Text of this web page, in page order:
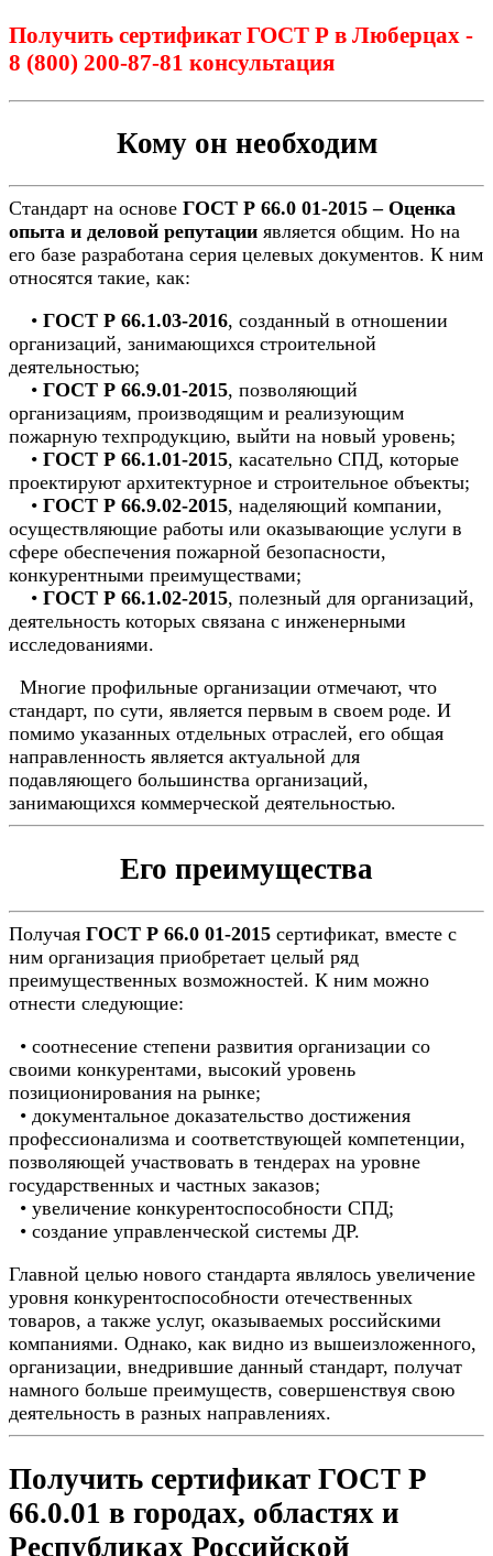
Получить сертификат ГОСТ Р в Люберцах -
8 (800) 200-87-81 консультация
Кому он необходим
Стандарт на основе ГОСТ Р 66.0 01-2015 – Оценка
опыта и деловой репутации является общим. Но на
его базе разработана серия целевых документов. К ним
относятся такие, как:
• ГОСТ Р 66.1.03-2016, созданный в отношении
организаций, занимающихся строительной
деятельностью;
• ГОСТ Р 66.9.01-2015, позволяющий
организациям, производящим и реализующим
пожарную техпродукцию, выйти на новый уровень;
• ГОСТ Р 66.1.01-2015, касательно СПД, которые
проектируют архитектурное и строительное объекты;
• ГОСТ Р 66.9.02-2015, наделяющий компании,
осуществляющие работы или оказывающие услуги в
сфере обеспечения пожарной безопасности,
конкурентными преимуществами;
• ГОСТ Р 66.1.02-2015, полезный для организаций,
деятельность которых связана с инженерными
исследованиями.
Многие профильные организации отмечают, что
стандарт, по сути, является первым в своем роде. И
помимо указанных отдельных отраслей, его общая
направленность является актуальной для
подавляющего большинства организаций,
занимающихся коммерческой деятельностью.
Его преимущества
Получая ГОСТ Р 66.0 01-2015 сертификат, вместе с
ним организация приобретает целый ряд
преимущественных возможностей. К ним можно
отнести следующие:
• соотнесение степени развития организации со
своими конкурентами, высокий уровень
позиционирования на рынке;
• документальное доказательство достижения
профессионализма и соответствующей компетенции,
позволяющей участвовать в тендерах на уровне
государственных и частных заказов;
• увеличение конкурентоспособности СПД;
• создание управленческой системы ДР.
Главной целью нового стандарта являлось увеличение
уровня конкурентоспособности отечественных
товаров, а также услуг, оказываемых российскими
компаниями. Однако, как видно из вышеизложенного,
организации, внедрившие данный стандарт, получат
намного больше преимуществ, совершенствуя свою
деятельность в разных направлениях.
Получить сертификат ГОСТ Р
66.0.01 в городах, областях и
Республиках Российской